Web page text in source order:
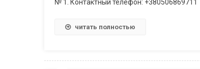
№ 1. Контактный телефон: +380506869711
читать полностью